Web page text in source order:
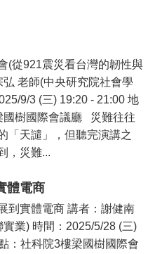
(從921震災看台灣的韌性與
老師(中央研究院社會學
9/3 (三) 19:20 - 21:00 地
國樹國際會議廳 災難往往
「天譴」，但聽完演講之
，災難...
體電商
到實體電商 講者：謝健南
業) 時間：2025/5/28 (三)
：社科院3樓梁國樹國際會